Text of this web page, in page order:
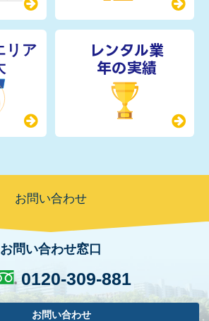
レンタル業
年の実績
お問い合わせ
お問い合わせ窓口
0120-309-881
お問い合わせ